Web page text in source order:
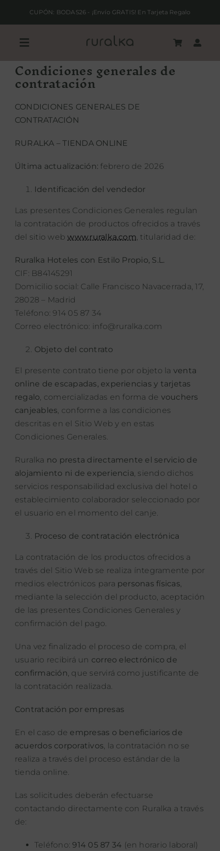
CUPÓN: BODAS26 - ¡Envío GRATIS! En Tarjeta Regalo
Toggle
REGALA RURALKA
HAZ TU RESERVA
ALOJAMIENTOS RURALES
PROPÓSITO
ÁREA HOTELES
Buscar:
Condiciones generales de
contratación
CONDICIONES GENERALES DE
CONTRATACIÓN
RURALKA – TIENDA ONLINE
Última actualización: febrero de 2026
Identificación del vendedor
Las presentes Condiciones Generales regulan
la contratación de productos ofrecidos a través
del sitio webwww.ruralka.com, titularidad de:
Ruralka Hoteles con Estilo Propio, S.L.
CIF: B84145291
Domicilio social: Calle Francisco Navacerrada, 17,
28028 – Madrid
Teléfono: 914 05 87 34
Correo electrónico: info@ruralka.com
Objeto del contrato
El presente contrato tiene por objeto la venta
online de escapadas, experiencias y tarjetas
regalo, comercializadas en forma de vouchers
canjeables, conforme a las condiciones
descritas en el Sitio Web y en estas
Condiciones Generales.
Ruralka no presta directamente el servicio de
alojamiento ni de experiencia, siendo dichos
servicios responsabilidad exclusiva del hotel o
establecimiento colaborador seleccionado por
el usuario en el momento del canje.
Proceso de contratación electrónica
La contratación de los productos ofrecidos a
través del Sitio Web se realiza íntegramente por
medios electrónicos para personas físicas,
mediante la selección del producto, aceptación
de las presentes Condiciones Generales y
confirmación del pago.
Una vez finalizado el proceso de compra, el
usuario recibirá un correo electrónico de
confirmación, que servirá como justificante de
la contratación realizada.
Contratación por empresas
En el caso de empresas o beneficiarios de
acuerdos corporativos, la contratación no se
realiza a través del proceso estándar de la
tienda online.
Las solicitudes deberán efectuarse
contactando directamente con Ruralka a través
de:
Teléfono:914 05 87 34 (en horario laboral)